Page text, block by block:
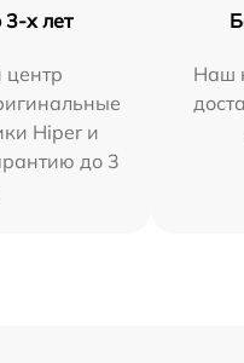
3-х лет
Hiper и
до 3
Наш